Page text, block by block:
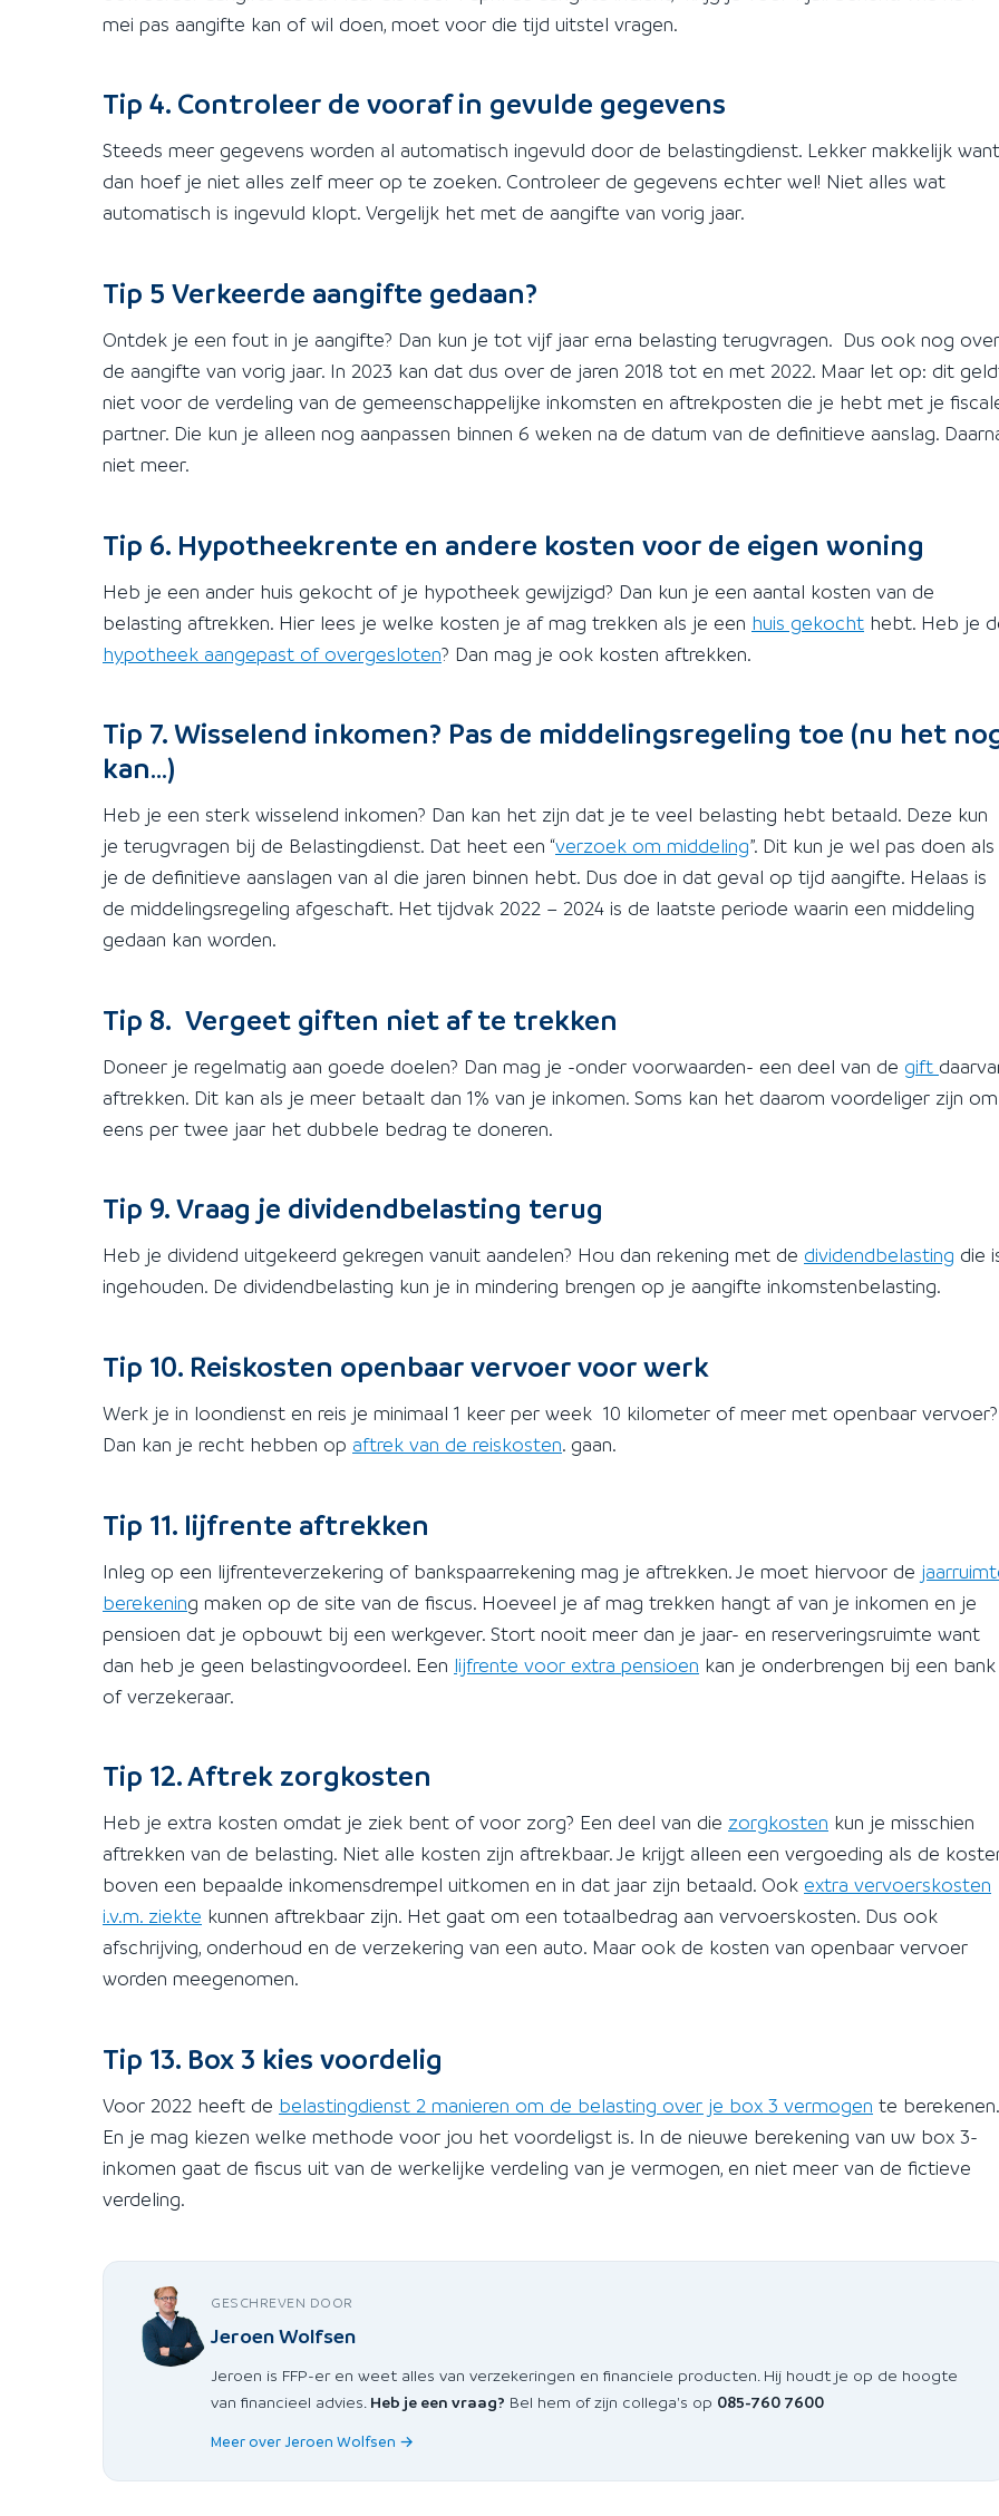
mei pas aangifte kan of wil doen, moet voor die tijd uitstel vragen.
Tip 4. Controleer de vooraf in gevulde gegevens
Steeds meer gegevens worden al automatisch ingevuld door de belastingdienst. Lekker makkelijk want
dan hoef je niet alles zelf meer op te zoeken. Controleer de gegevens echter wel! Niet alles wat
automatisch is ingevuld klopt. Vergelijk het met de aangifte van vorig jaar.
Tip 5 Verkeerde aangifte gedaan?
Ontdek je een fout in je aangifte? Dan kun je tot vijf jaar erna belasting terugvragen. Dus ook nog over
de aangifte van vorig jaar. In 2023 kan dat dus over de jaren 2018 tot en met 2022. Maar let op: dit
niet voor de verdeling van de gemeenschappelijke inkomsten en aftrekposten die je hebt met je
partner. Die kun je alleen nog aanpassen binnen 6 weken na de datum van de definitieve aanslag.
niet meer.
Tip 6. Hypotheekrente en andere kosten voor de eigen woning
Heb je een ander huis gekocht of je hypotheek gewijzigd? Dan kun je een aantal kosten van de
belasting aftrekken. Hier lees je welke kosten je af mag trekken als je een huis gekocht hebt. Heb je
hypotheek aangepast of overgesloten? Dan mag je ook kosten aftrekken.
Tip 7. Wisselend inkomen? Pas de middelingsregeling toe (nu het
kan…)
Heb je een sterk wisselend inkomen? Dan kan het zijn dat je te veel belasting hebt betaald. Deze kun
je terugvragen bij de Belastingdienst. Dat heet een “verzoek om middeling”. Dit kun je wel pas doen als
je de definitieve aanslagen van al die jaren binnen hebt. Dus doe in dat geval op tijd aangifte. Helaas is
de middelingsregeling afgeschaft. Het tijdvak 2022 – 2024 is de laatste periode waarin een middeling
gedaan kan worden.
Tip 8. Vergeet giften niet af te trekken
Doneer je regelmatig aan goede doelen? Dan mag je -onder voorwaarden- een deel van de gift
aftrekken. Dit kan als je meer betaalt dan 1% van je inkomen. Soms kan het daarom voordeliger zijn om
eens per twee jaar het dubbele bedrag te doneren.
Tip 9. Vraag je dividendbelasting terug
Heb je dividend uitgekeerd gekregen vanuit aandelen? Hou dan rekening met de dividendbelasting die
ingehouden. De dividendbelasting kun je in mindering brengen op je aangifte inkomstenbelasting.
Tip 10. Reiskosten openbaar vervoer voor werk
Werk je in loondienst en reis je minimaal 1 keer per week 10 kilometer of meer met openbaar vervoer?
Dan kan je recht hebben op aftrek van de reiskosten. gaan.
Tip 11. lijfrente aftrekken
Inleg op een lijfrenteverzekering of bankspaarrekening mag je aftrekken. Je moet hiervoor de
berekening maken op de site van de fiscus. Hoeveel je af mag trekken hangt af van je inkomen en je
pensioen dat je opbouwt bij een werkgever. Stort nooit meer dan je jaar- en reserveringsruimte want
dan heb je geen belastingvoordeel. Een lijfrente voor extra pensioen kan je onderbrengen bij een bank
of verzekeraar.
Tip 12. Aftrek zorgkosten
Heb je extra kosten omdat je ziek bent of voor zorg? Een deel van die zorgkosten kun je misschien
aftrekken van de belasting. Niet alle kosten zijn aftrekbaar. Je krijgt alleen een vergoeding als de
boven een bepaalde inkomensdrempel uitkomen en in dat jaar zijn betaald. Ook extra vervoerskosten
i.v.m. ziekte kunnen aftrekbaar zijn. Het gaat om een totaalbedrag aan vervoerskosten. Dus ook
afschrijving, onderhoud en de verzekering van een auto. Maar ook de kosten van openbaar vervoer
worden meegenomen.
Tip 13. Box 3 kies voordelig
Voor 2022 heeft de belastingdienst 2 manieren om de belasting over je box 3 vermogen te berekenen.
En je mag kiezen welke methode voor jou het voordeligst is. In de nieuwe berekening van uw box 3-
inkomen gaat de fiscus uit van de werkelijke verdeling van je vermogen, en niet meer van de fictieve
verdeling.
GESCHREVEN DOOR
Jeroen Wolfsen
Jeroen is FFP-er en weet alles van verzekeringen en financiele producten. Hij houdt je op de hoogte
van financieel advies. Heb je een vraag? Bel hem of zijn collega's op 085-760 7600
Meer over Jeroen Wolfsen →